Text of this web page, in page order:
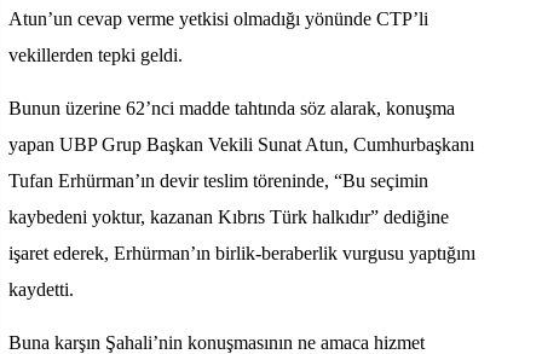
Atun’un cevap verme yetkisi olmadığı yönünde CTP’li
vekillerden tepki geldi.
Bunun üzerine 62’nci madde tahtında söz alarak, konuşma
yapan UBP Grup Başkan Vekili Sunat Atun, Cumhurbaşkanı
Tufan Erhürman’ın devir teslim töreninde, “Bu seçimin
kaybedeni yoktur, kazanan Kıbrıs Türk halkıdır” dediğine
işaret ederek, Erhürman’ın birlik-beraberlik vurgusu yaptığını
kaydetti.
Buna karşın Şahali’nin konuşmasının ne amaca hizmet